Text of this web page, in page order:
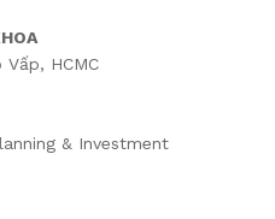
Vấp, HCMC
& Investment